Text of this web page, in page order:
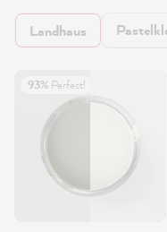
Landhaus
93% Perfect!